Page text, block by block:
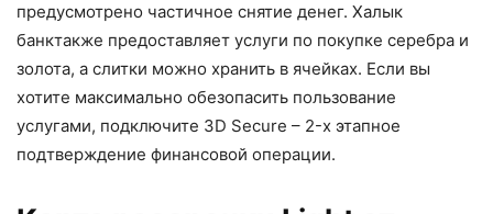
предусмотрено частичное снятие денег. Халык
банктакже предоставляет услуги по покупке серебра и
золота, а слитки можно хранить в ячейках. Если вы
хотите максимально обезопасить пользование
услугами, подключите 3D Secure – 2-х этапное
подтверждение финансовой операции.